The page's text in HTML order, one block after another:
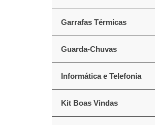
Garrafas Térmicas
Guarda-Chuvas
Informática e Telefonia
Kit Boas Vindas